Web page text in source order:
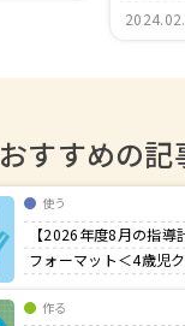
おすすめの記
使う
【2026年度8月の指
フォーマット＜4歳児
作る